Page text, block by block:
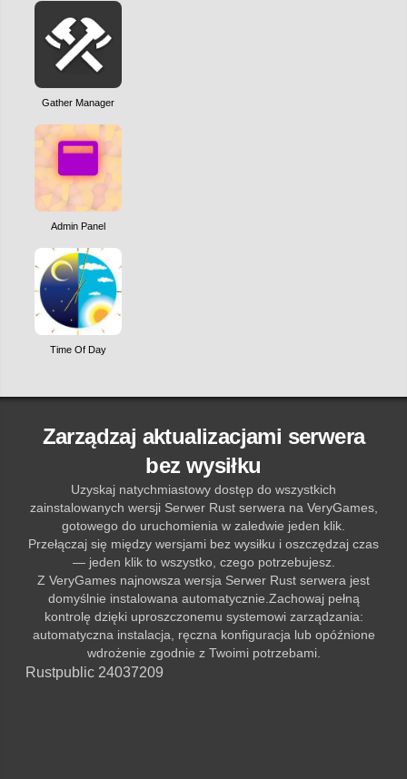
Gather Manager
Admin Panel
Time Of Day
Zarządzaj aktualizacjami serwera
bez wysiłku
Uzyskaj natychmiastowy dostęp do wszystkich
zainstalowanych wersji Serwer Rust serwera na VeryGames,
gotowego do uruchomienia w zaledwie jeden klik.
Przełączaj się między wersjami bez wysiłku i oszczędzaj czas
— jeden klik to wszystko, czego potrzebujesz.
Z VeryGames najnowsza wersja Serwer Rust serwera jest
domyślnie instalowana automatycznie.Zachowaj pełną
kontrolę dzięki uproszczonemu systemowi zarządzania:
automatyczna instalacja, ręczna konfiguracja lub opóźnione
wdrożenie zgodnie z Twoimi potrzebami.
Rustpublic 24037209